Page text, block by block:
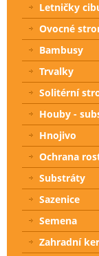
Letničky
Ovocné
Bambusy
Trvalky
Solitérní
Houby -
Hnojivo
Ochrana
Substráty
Sazenice
Semena
Zahradní